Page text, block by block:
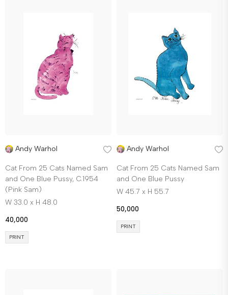
Andy Warhol
Cat From 25 Cats Named Sam
and One Blue Pussy, C.1954
(Pink Sam)
W 33.0 x H 48.0
40,000
PRINT
Andy Warhol
Cat From 25 Cats Named Sam
and One Blue Pussy
W 45.7 x H 55.7
50,000
PRINT